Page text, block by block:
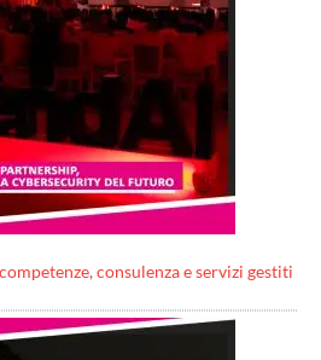
consulenza e servizi gestiti